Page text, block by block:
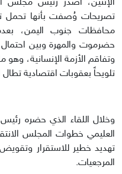
الإثنين، أصدر رئيس مجلس
تصريحات وُصفت بأنها تحمل
محافظات جنوب اليمن،
حضرموت والمهرة وبين احتمال
تلويحاً بعقوبات اقتصادية تطال
وخلال اللقاء الذي حضره
العليمي خطوات المجلس
تهديد خطير للاستقرار
المرجعيات.